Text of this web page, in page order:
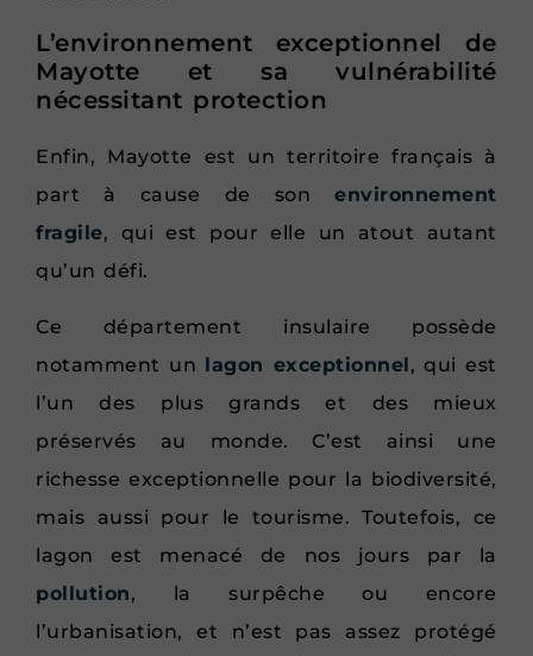
L’environnement exceptionnel de
Mayotte et sa vulnérabilité
nécessitant protection
Enfin, Mayotte est un territoire français à
part à cause de sonenvironnement
fragile, qui est pour elle un atout autant
qu’un défi.
Ce département insulaire possède
notamment un lagon exceptionnel, qui est
l’un des plus grands et des mieux
préservés au monde. C’est ainsi une
richesse exceptionnelle pour la biodiversité,
mais aussi pour le tourisme. Toutefois, ce
lagon est menacé de nos jours par la
pollution, la surpêche ou encore
l’urbanisation, et n’est pas assez protégé